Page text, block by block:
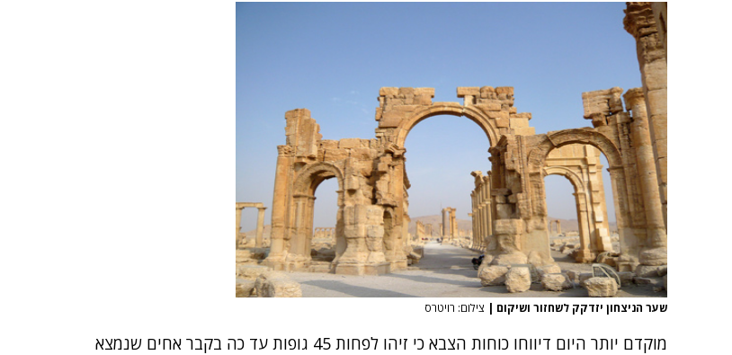
שער הניצחון יזדקק לשחזור ושיקום | צילום: רויטרס
מוקדם יותר היום דיווחו כוחות הצבא כי זיהו לפחות 45 גופות עד כה בקבר אחים שנמצא